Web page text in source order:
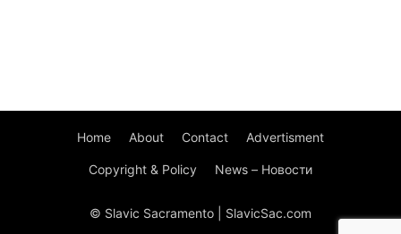
Home About Contact Advertisment
Copyright & Policy News – Новости
© Slavic Sacramento | SlavicSac.com